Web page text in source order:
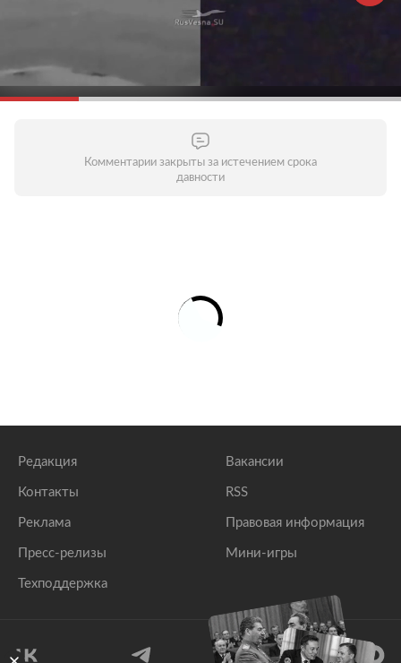
Комментарии закрыты за истечением срока
давности
Редакция
Контакты
Реклама
Пресс-релизы
Техподдержка
Вакансии
RSS
Правовая информация
Мини-игры